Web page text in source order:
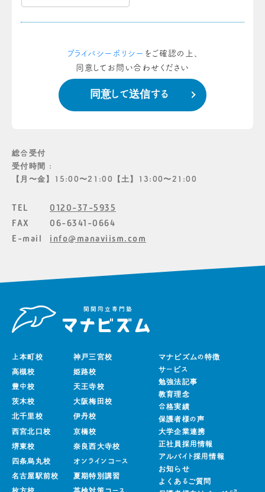
プライバシーポリシー をご確認の上、
同意してお問い合わせください
総合受付
受付時間 :
【月〜金】15:00〜21:00【土】13:00〜21:00
TEL
0120-37-5935
FAX
06-6341-0664
E-mail
info@manaviism.com
上本町校
高槻校
豊中校
茨木校
北千里校
西宮北口校
堺東校
四条烏丸校
名古屋駅前校
枚方校
神戸三宮校
姫路校
天王寺校
大阪梅田校
伊丹校
京橋校
奈良西大寺校
オンラインコース
夏期特別講習
英検対策コース
マナビズムの特徴
サービス
勉強法記事
教育理念
合格実績
保護者様の声
大学企業連携
正社員採用情報
アルバイト採用情報
お知らせ
よくあるご質問